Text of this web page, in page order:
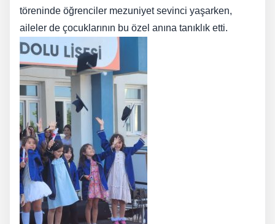
töreninde öğrenciler mezuniyet sevinci yaşarken,
aileler de çocuklarının bu özel anına tanıklık etti.